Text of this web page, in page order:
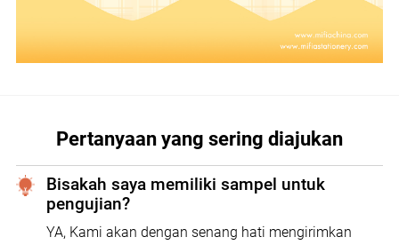
Pertanyaan yang sering diajukan
Bisakah saya memiliki sampel untuk
pengujian?
YA, Kami akan dengan senang hati mengirimkan